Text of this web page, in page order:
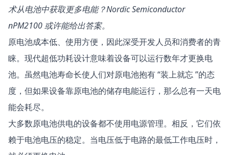
术从电池中获取更多电能？Nordic Semiconductor
nPM2100 或许能给出答案。
原电池成本低、使用方便，因此深受开发人员和消费者的青
睐。现代超低功耗设计意味着设备可以运行数年才更换电
池。虽然电池寿命长使人们对原电池抱有 “装上就忘 ”的态
度，但如果设备靠原电池的储存电能运行，那么总有一天电
能会耗尽。
大多数原电池供电的设备都不使用电源管理。相反，它们依
赖于电池电压的稳定。当电压低于电路的最低工作电压时，